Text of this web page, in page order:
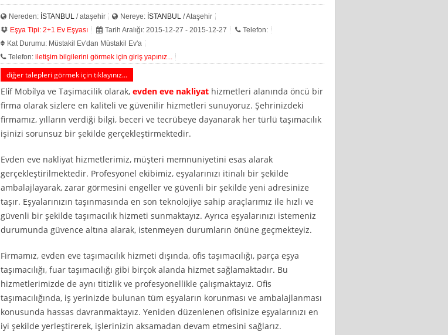
Nereden: İSTANBUL/ ataşehir Nereye: İSTANBUL/ Ataşehir
Eşya Tipi: 2+1 Ev Eşyası
Tarih Aralığı: 2015-12-27 - 2015-12-27
Telefon:
Kat Durumu: Müstakil Ev'dan Müstakil Ev'a
Telefon: iletişim bilgilerini görmek için giriş yapınız...
diğer talepleri görmek için tıklayınız...
Eli̇f Mobi̇lya ve Taşimacilik olarak, evden eve nakliyathizmetleri alanında öncü bir
firma olarak sizlere en kaliteli ve güvenilir hizmetleri sunuyoruz. Şehrinizdeki
firmamız, yılların verdiği bilgi, beceri ve tecrübeye dayanarak her türlü taşımacılık
işinizi sorunsuz bir şekilde gerçekleştirmektedir.
Evden eve nakliyat hizmetlerimiz, müşteri memnuniyetini esas alarak
gerçekleştirilmektedir. Profesyonel ekibimiz, eşyalarınızı itinalı bir şekilde
ambalajlayarak, zarar görmesini engeller ve güvenli bir şekilde yeni adresinize
taşır. Eşyalarınızın taşınmasında en son teknolojiye sahip araçlarımız ile hızlı ve
güvenli bir şekilde taşımacılık hizmeti sunmaktayız. Ayrıca eşyalarınızı istemeniz
durumunda güvence altına alarak, istenmeyen durumların önüne geçmekteyiz.
Firmamız, evden eve taşımacılık hizmeti dışında, ofis taşımacılığı, parça eşya
taşımacılığı, fuar taşımacılığı gibi birçok alanda hizmet sağlamaktadır. Bu
hizmetlerimizde de aynı titizlik ve profesyonellikle çalışmaktayız. Ofis
taşımacılığında, iş yerinizde bulunan tüm eşyaların korunması ve ambalajlanması
konusunda hassas davranmaktayız. Yeniden düzenlenen ofisinize eşyalarınızı en
iyi şekilde yerleştirerek, işlerinizin aksamadan devam etmesini sağlarız.